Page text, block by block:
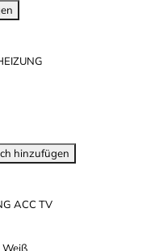
hinzufügen
ACC TV
Weiß